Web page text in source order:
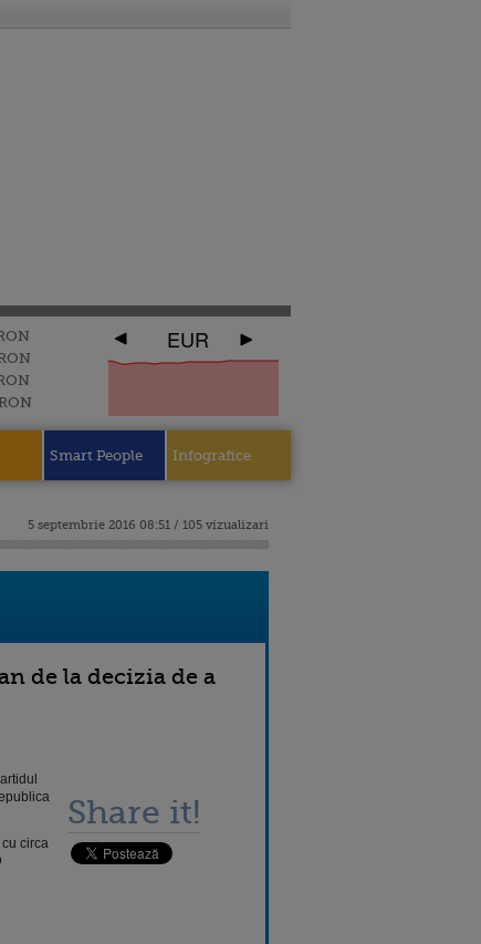
RON
EUR
Smart People Infografice
5 septembrie 2016 08:51 / 105 vizualizari
de la decizia de a
circa
Share it!